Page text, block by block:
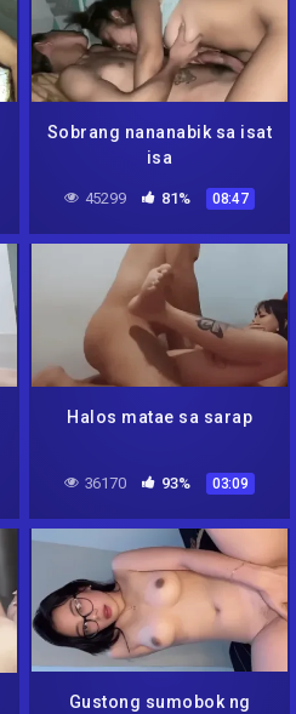
Sobrang nananabik sa isat
isa
45299 81% 08:47
Halos matae sa sarap
36170 93% 03:09
Gustong sumobok ng